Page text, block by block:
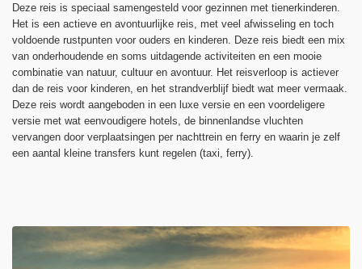
Deze reis is speciaal samengesteld voor gezinnen met tienerkinderen.
Het is een actieve en avontuurlijke reis, met veel afwisseling en toch
voldoende rustpunten voor ouders en kinderen. Deze reis biedt een mix
van onderhoudende en soms uitdagende activiteiten en een mooie
combinatie van natuur, cultuur en avontuur. Het reisverloop is actiever
dan de reis voor kinderen, en het strandverblijf biedt wat meer vermaak.
Deze reis wordt aangeboden in een luxe versie en een voordeligere
versie met wat eenvoudigere hotels, de binnenlandse vluchten
vervangen door verplaatsingen per nachttrein en ferry en waarin je zelf
een aantal kleine transfers kunt regelen (taxi, ferry).